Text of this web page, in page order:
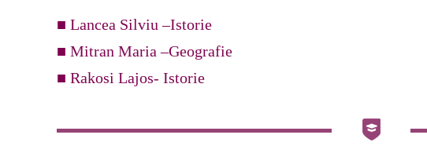
■ Lancea Silviu –Istorie
■ Mitran Maria –Geografie
■ Rakosi Lajos- Istorie